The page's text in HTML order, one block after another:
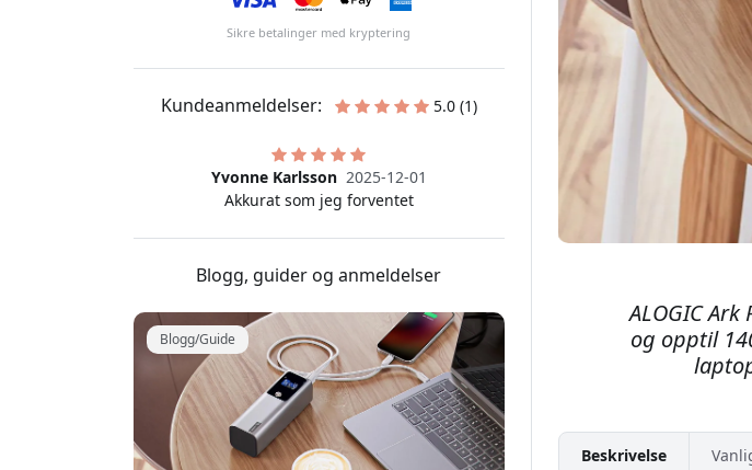
ALOGIC
og opptil
Beskrivelse
Sikre betalinger med kryptering
Kundeanmeldelser: 5.0 (1)
Yvonne Karlsson 2025-12-01
Akkurat som jeg forventet
Blogg, guider og anmeldelser
Blogg/Guide
Vi vil aldri sende deg søppelpost. Ved å registrere deg samtykker du til
sporadiske markedsførings-e-poster, opplæringsserier og
Nei, jeg vil heller betale full pris.